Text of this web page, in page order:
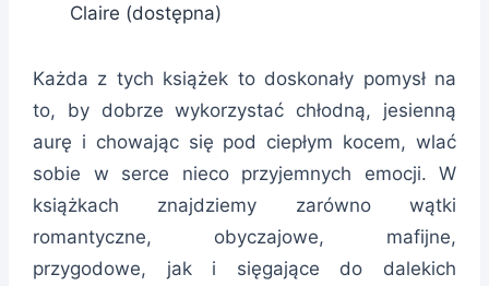
Claire (dostępna)
Każda z tych książek to doskonały pomysł na
to, by dobrze wykorzystać chłodną, jesienną
aurę i chowając się pod ciepłym kocem, wlać
sobie w serce nieco przyjemnych emocji. W
książkach znajdziemy zarówno wątki
romantyczne, obyczajowe, mafijne,
przygodowe, jak i sięgające do dalekich